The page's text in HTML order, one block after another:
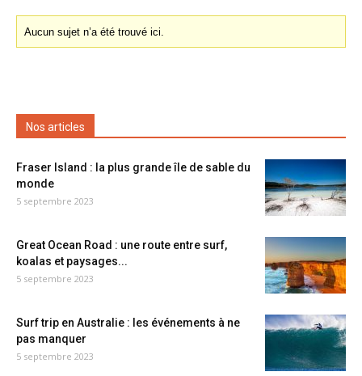
Aucun sujet n’a été trouvé ici.
Nos articles
Fraser Island : la plus grande île de sable du
monde
5 septembre 2023
Great Ocean Road : une route entre surf,
koalas et paysages...
5 septembre 2023
Surf trip en Australie : les événements à ne
pas manquer
5 septembre 2023